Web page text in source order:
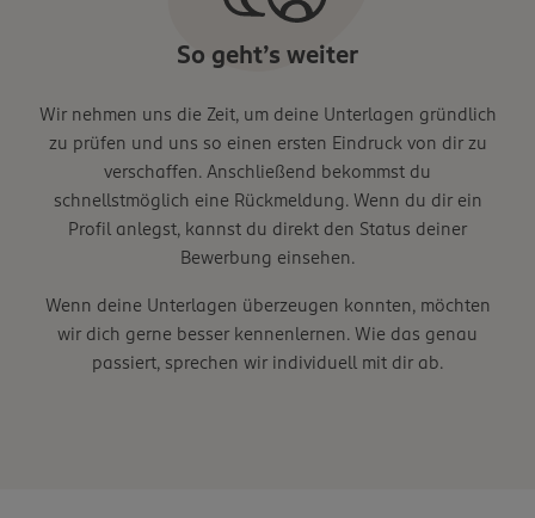
So geht’s weiter
Wir nehmen uns die Zeit, um deine Unterlagen gründlich
zu prüfen und uns so einen ersten Eindruck von dir zu
verschaffen. Anschließend bekommst du
schnellstmöglich eine Rückmeldung. Wenn du dir ein
Profil anlegst, kannst du direkt den Status deiner
Bewerbung einsehen.
Wenn deine Unterlagen überzeugen konnten, möchten
wir dich gerne besser kennenlernen. Wie das genau
passiert, sprechen wir individuell mit dir ab.